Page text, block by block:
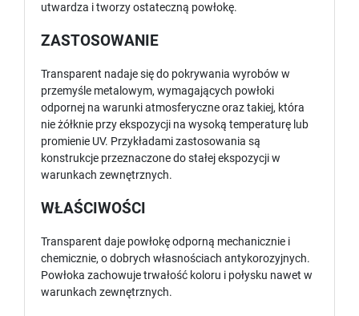
utwardza i tworzy ostateczną powłokę.
ZASTOSOWANIE
Transparent nadaje się do pokrywania wyrobów w
przemyśle metalowym, wymagających powłoki
odpornej na warunki atmosferyczne oraz takiej, która
nie żółknie przy ekspozycji na wysoką temperaturę lub
promienie UV. Przykładami zastosowania są
konstrukcje przeznaczone do stałej ekspozycji w
warunkach zewnętrznych.
WŁAŚCIWOŚCI
Transparent daje powłokę odporną mechanicznie i
chemicznie, o dobrych własnościach antykorozyjnych.
Powłoka zachowuje trwałość koloru i połysku nawet w
warunkach zewnętrznych.